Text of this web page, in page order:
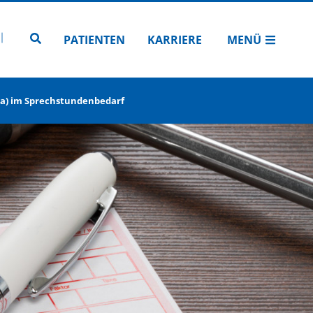
Zur Seitensuche
PATIENTEN KARRIERE MENÜ
im Sprechstundenbedarf